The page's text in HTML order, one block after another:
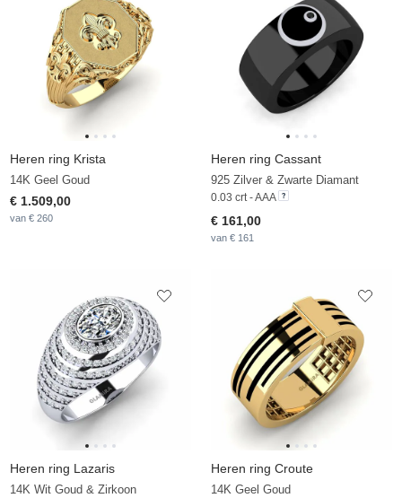
Heren ring Krista
14K Geel Goud
€ 1.509,00
van € 260
Heren ring Cassant
925 Zilver & Zwarte Diamant
0.03 crt - AAA
€ 161,00
van € 161
Heren ring Lazaris
14K Wit Goud & Zirkoon
Heren ring Croute
14K Geel Goud